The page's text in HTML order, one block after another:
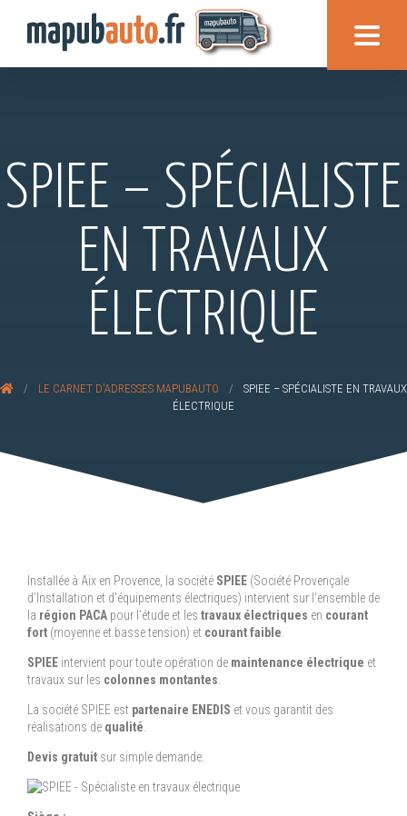
SPIEE – SPÉCIALISTE
EN TRAVAUX
ÉLECTRIQUE
/ LE CARNET D'ADRESSES MAPUBAUTO /
SPIEE – SPÉCIALISTE EN TRAVAUX
ÉLECTRIQUE
Installée à Aix en Provence, la société SPIEE (Société Provençale
d’Installation et d’équipements électriques) intervient sur l’ensemble de
la région PACA pour l’étude et les travaux électriques en courant
fort (moyenne et basse tension) et courant faible
SPIEE intervient pour toute opération de maintenance électrique et
travaux sur les colonnes montantes
La société SPIEE est partenaire ENEDIS et vous garantit des
réalisations de qualité
Devis gratuit sur simple demande.